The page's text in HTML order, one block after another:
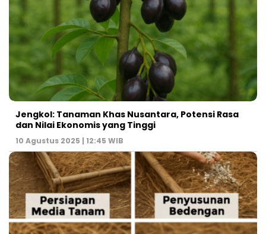
Jengkol: Tanaman Khas Nusantara, Potensi Rasa
dan Nilai Ekonomis yang Tinggi
10 Agustus 2025 | 12:45 WIB